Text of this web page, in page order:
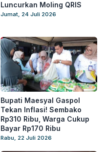
Luncurkan Moling QRIS
Jumat, 24 Juli 2026
Bupati Maesyal Gaspol
Tekan Inflasi! Sembako
Rp310 Ribu, Warga Cukup
Bayar Rp170 Ribu
Rabu, 22 Juli 2026